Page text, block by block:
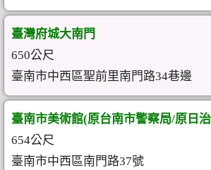
臺灣府城大南門
650公尺
臺南市中西區聖前里南門路34巷邊
臺南市美術館(原台南市警察局/原日
654公尺
臺南市中西區南門路37號